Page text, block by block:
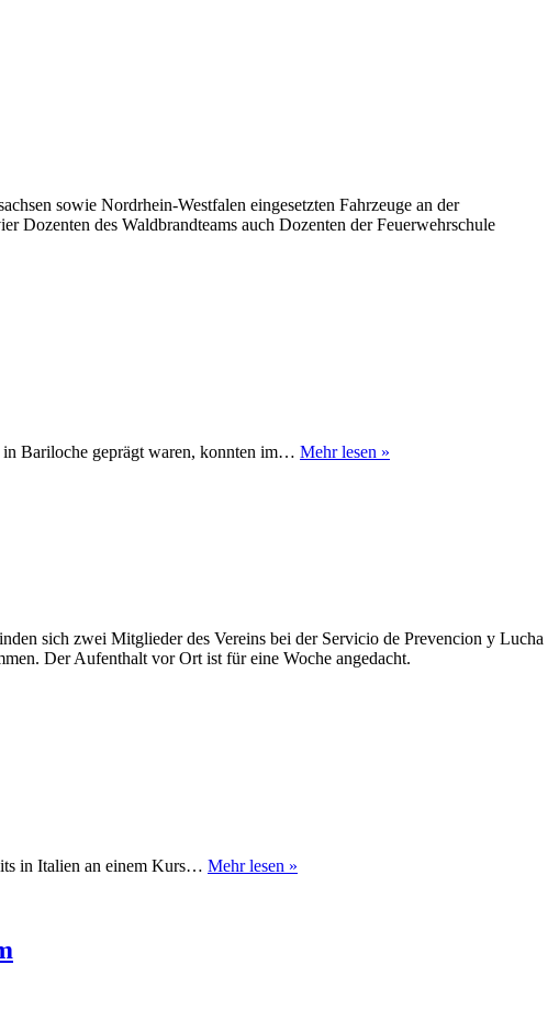
sowie Nordrhein-Westfalen eingesetzten Fahrzeuge an der
des Waldbrandteams auch Dozenten der Feuerwehrschule
in Bariloche geprägt waren, konnten im… Mehr lesen »
sich zwei Mitglieder des Vereins bei der Servicio de Prevencion y Lucha
Der Aufenthalt vor Ort ist für eine Woche angedacht.
in Italien an einem Kurs… Mehr lesen »